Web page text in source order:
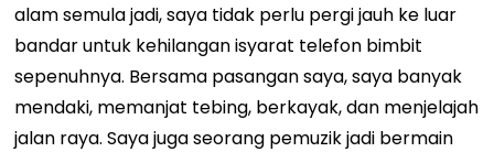
alam semula jadi, saya tidak perlu pergi jauh ke luar
bandar untuk kehilangan isyarat telefon bimbit
sepenuhnya. Bersama pasangan saya, saya banyak
mendaki, memanjat tebing, berkayak, dan menjelajah
jalan raya. Saya juga seorang pemuzik jadi bermain